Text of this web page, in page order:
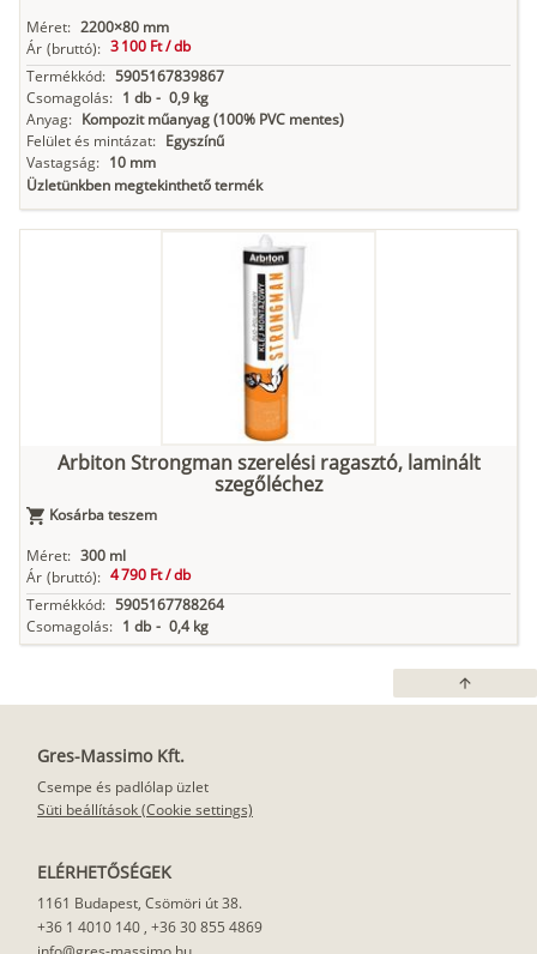
Méret: 2200×80 mm
Ár (bruttó): 3 100 Ft /db
Termékkód: 5905167839867
Csomagolás: 1 db - 0,9 kg
Anyag: Kompozit műanyag (100% PVC mentes)
Felület és mintázat: Egyszínű
Vastagság: 10 mm
Üzletünkben megtekinthető termék
Arbiton Strongman szerelési ragasztó, laminált
szegőléchez
Kosárba teszem
Méret: 300 ml
Ár (bruttó): 4 790 Ft /db
Termékkód: 5905167788264
Csomagolás: 1 db - 0,4 kg
arrow_upward
Gres-Massimo Kft.
Csempe és padlólap üzlet
Süti beállítások (Cookie settings)
ELÉRHETŐSÉGEK
1161 Budapest, Csömöri út 38.
+36 1 4010 140, +36 30 855 4869